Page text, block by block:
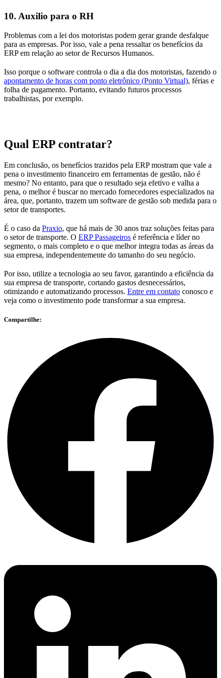
10. Auxilio para o RH
Problemas com a lei dos motoristas podem gerar grande desfalque
para as empresas. Por isso, vale a pena ressaltar os benefícios da
ERP em relação ao setor de Recursos Humanos.
Isso porque o software controla o dia a dia dos motoristas, fazendo o
apontamento de horas com ponto eletrônico (Ponto Virtual), férias e
folha de pagamento. Portanto, evitando futuros processos
trabalhistas, por exemplo.
Qual ERP contratar?
Em conclusão, os benefícios trazidos pela ERP mostram que vale a
pena o investimento financeiro em ferramentas de gestão, não é
mesmo? No entanto, para que o resultado seja efetivo e valha a
pena, o melhor é buscar no mercado fornecedores especializados na
área, que, portanto, trazem um software de gestão sob medida para o
setor de transportes.
É o caso da Praxio, que há mais de 30 anos traz soluções feitas para
o setor de transporte. O ERP Passageiros é referência e líder no
segmento, o mais completo e o que melhor integra todas as áreas da
sua empresa, independentemente do tamanho do seu negócio.
Por isso, utilize a tecnologia ao seu favor, garantindo a eficiência da
sua empresa de transporte, cortando gastos desnecessários,
otimizando e automatizando processos. Entre em contato conosco e
veja como o investimento pode transformar a sua empresa.
Compartilhe: